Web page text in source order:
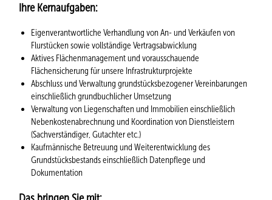
Ihre Kernaufgaben:
Eigenverantwortliche Verhandlung von An- und Verkäufen von
Flurstücken sowie vollständige Vertragsabwicklung
Aktives Flächenmanagement und vorausschauende
Flächensicherung für unsere Infrastrukturprojekte
Abschluss und Verwaltung grundstücksbezogener Vereinbarungen
einschließlich grundbuchlicher Umsetzung
Verwaltung von Liegenschaften und Immobilien einschließlich
Nebenkostenabrechnung und Koordination von Dienstleistern
(Sachverständiger, Gutachter etc.)
Kaufmännische Betreuung und Weiterentwicklung des
Grundstücksbestands einschließlich Datenpflege und
Dokumentation